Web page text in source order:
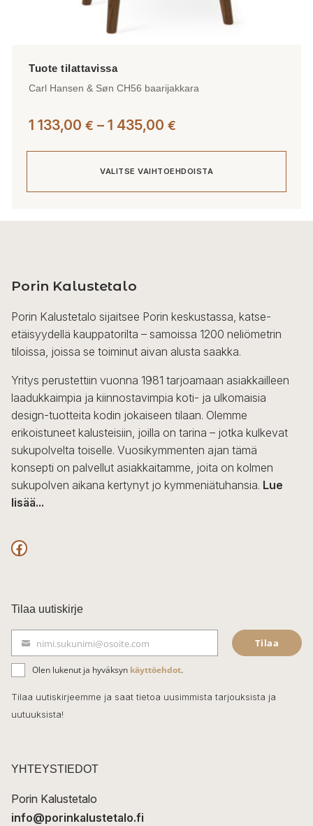
Carl Hansen & Søn CH56 baarijakkara
1 133,00 € – 1 435,00 €
-
1
VALITSE VAIHTOEHDOISTA
muunnelma.
tehdä
valinnat
tuotteen
sivulla.
Porin Kalustetalo
Porin Kalustetalo sijaitsee Porin keskustassa, katse-
etäisyydellä kauppatorilta – samoissa 1200 neliömetrin
tiloissa, joissa se toiminut aivan alusta saakka.
Yritys perustettiin vuonna 1981 tarjoamaan asiakkailleen
laadukkaimpia ja kiinnostavimpia koti- ja ulkomaisia
design-tuotteita kodin jokaiseen tilaan. Olemme
erikoistuneet kalusteisiin, joilla on tarina – jotka kulkevat
sukupolvelta toiselle. Vuosikymmenten ajan tämä
konsepti on palvellut asiakkaitamme, joita on kolmen
sukupolven aikana kertynyt jo kymmeniätuhansia. Lue
lisää...
F
c
e
b
o
o
k
Tilaa uutiskirje
ä
h
k
t
nimi.sukunimi@osoite.com Tilaa
Olen lukenut ja hyväksyn käyttöehdot.
Tilaa uutiskirjeemme ja saat tietoa uusimmista tarjouksista ja
uutuuksista!
YHTEYSTIEDOT
Porin Kalustetalo
info@porinkalustetalo.fi